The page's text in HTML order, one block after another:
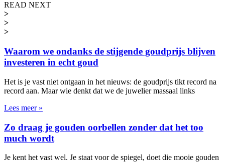
READ NEXT
>
>
>
Waarom we ondanks de stijgende goudprijs blijven
investeren in echt goud
Het is je vast niet ontgaan in het nieuws: de goudprijs tikt record na
record aan. Maar wie denkt dat we de juwelier massaal links
Lees meer »
Zo draag je gouden oorbellen zonder dat het too
much wordt
Je kent het vast wel. Je staat voor de spiegel, doet die mooie gouden